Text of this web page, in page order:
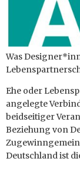
Was
Ehe oder
angelegte
beidseitiger
Beziehung von
Deutschland ist